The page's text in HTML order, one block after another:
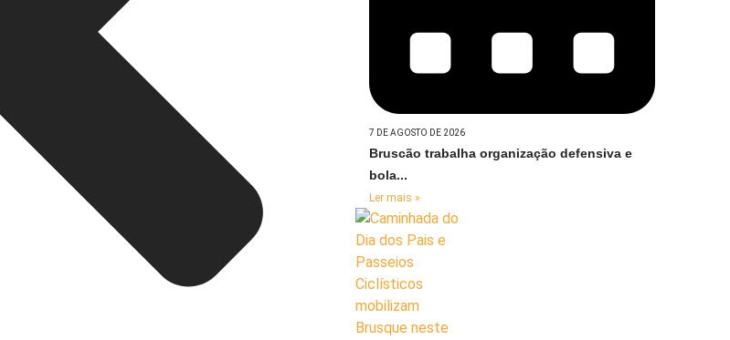
7 DE AGOSTO DE 2026
Bruscão trabalha organização defensiva e
bola...
Ler mais »